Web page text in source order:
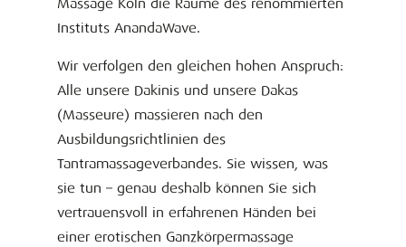
Massage Köln die Räume des renommierten
Instituts AnandaWave.
Wir verfolgen den gleichen hohen Anspruch:
Alle unsere Dakinis und unsere Dakas
(Masseure) massieren nach den
Ausbildungsrichtlinien des
Tantramassageverbandes. Sie wissen, was
sie tun – genau deshalb können Sie sich
vertrauensvoll in erfahrenen Händen bei
einer erotischen Ganzkörpermassage